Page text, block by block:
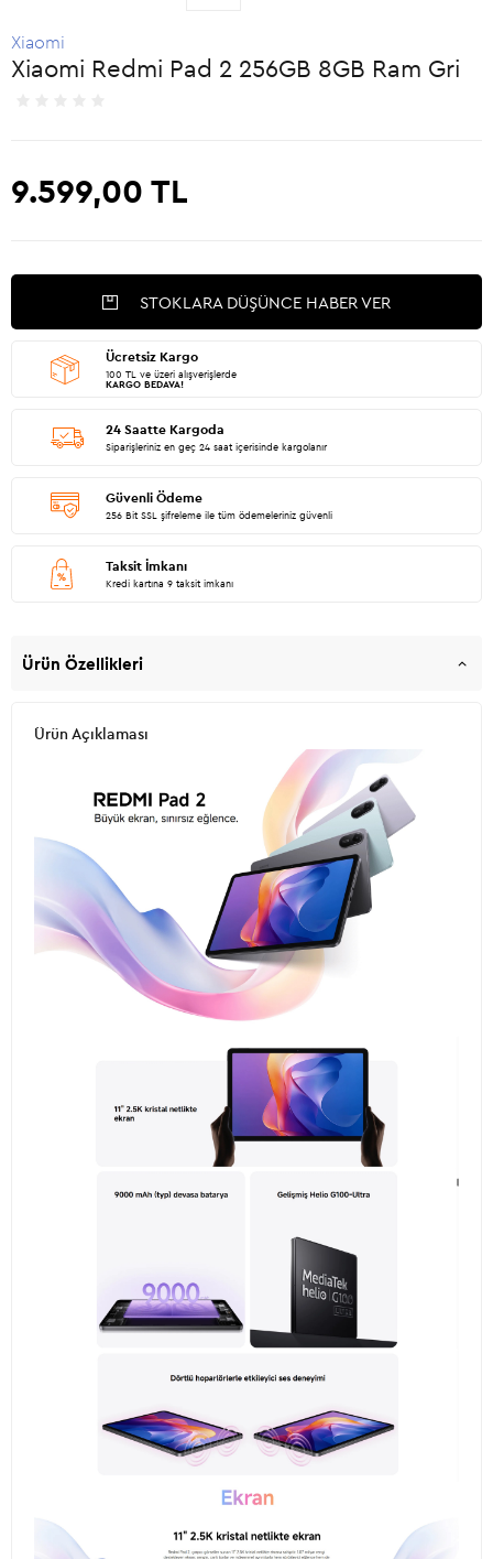
Xiaomi
Xiaomi Redmi Pad 2 256GB 8GB Ram Gri
9.599,00 TL
STOKLARA DÜŞÜNCE HABER VER
Ücretsiz Kargo
100 TL ve üzeri alışverişlerde
KARGO BEDAVA!
24 Saatte Kargoda
Siparişleriniz en geç 24 saat içerisinde kargolanır
Güvenli Ödeme
256 Bit SSL şifreleme ile tüm ödemeleriniz güvenli
Taksit İmkanı
Kredi kartına 9 taksit imkanı
Ürün Özellikleri
Ürün Açıklaması